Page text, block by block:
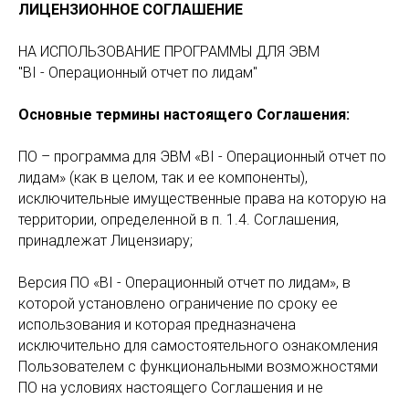
ЛИЦЕНЗИОННОЕ СОГЛАШЕНИЕ
НА ИСПОЛЬЗОВАНИЕ ПРОГРАММЫ ДЛЯ ЭВМ
"BI - Операционный отчет по лидам"
Основные термины настоящего Соглашения:
ПО – программа для ЭВМ «BI - Операционный отчет по
лидам» (как в целом, так и ее компоненты),
исключительные имущественные права на которую на
территории, определенной в п. 1.4. Соглашения,
принадлежат Лицензиару;
Версия ПО «BI - Операционный отчет по лидам», в
которой установлено ограничение по сроку ее
использования и которая предназначена
исключительно для самостоятельного ознакомления
Пользователем с функциональными возможностями
ПО на условиях настоящего Соглашения и не